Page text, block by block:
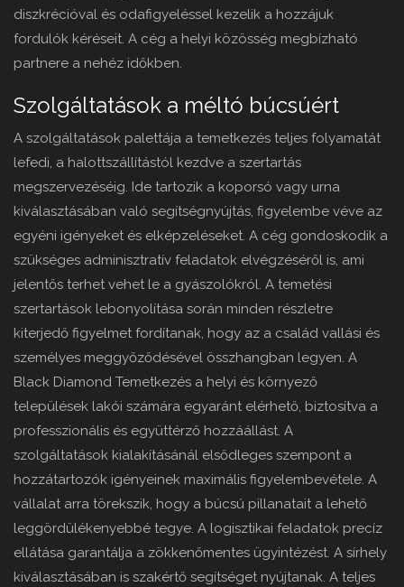
diszkrécióval és odafigyeléssel kezelik a hozzájuk
fordulók kéréseit. A cég a helyi közösség megbízható
partnere a nehéz időkben.
Szolgáltatások a méltó búcsúért
A szolgáltatások palettája a temetkezés teljes folyamatát
lefedi, a halottszállítástól kezdve a szertartás
megszervezéséig. Ide tartozik a koporsó vagy urna
kiválasztásában való segítségnyújtás, figyelembe véve az
egyéni igényeket és elképzeléseket. A cég gondoskodik a
szükséges adminisztratív feladatok elvégzéséről is, ami
jelentős terhet vehet le a gyászolókról. A temetési
szertartások lebonyolítása során minden részletre
kiterjedő figyelmet fordítanak, hogy az a család vallási és
személyes meggyőződésével összhangban legyen. A
Black Diamond Temetkezés a helyi és környező
települések lakói számára egyaránt elérhető, biztosítva a
professzionális és együttérző hozzáállást. A
szolgáltatások kialakításánál elsődleges szempont a
hozzátartozók igényeinek maximális figyelembevétele. A
vállalat arra törekszik, hogy a búcsú pillanatait a lehető
leggördülékenyebbé tegye. A logisztikai feladatok precíz
ellátása garantálja a zökkenőmentes ügyintézést. A sírhely
kiválasztásában is szakértő segítséget nyújtanak. A teljes